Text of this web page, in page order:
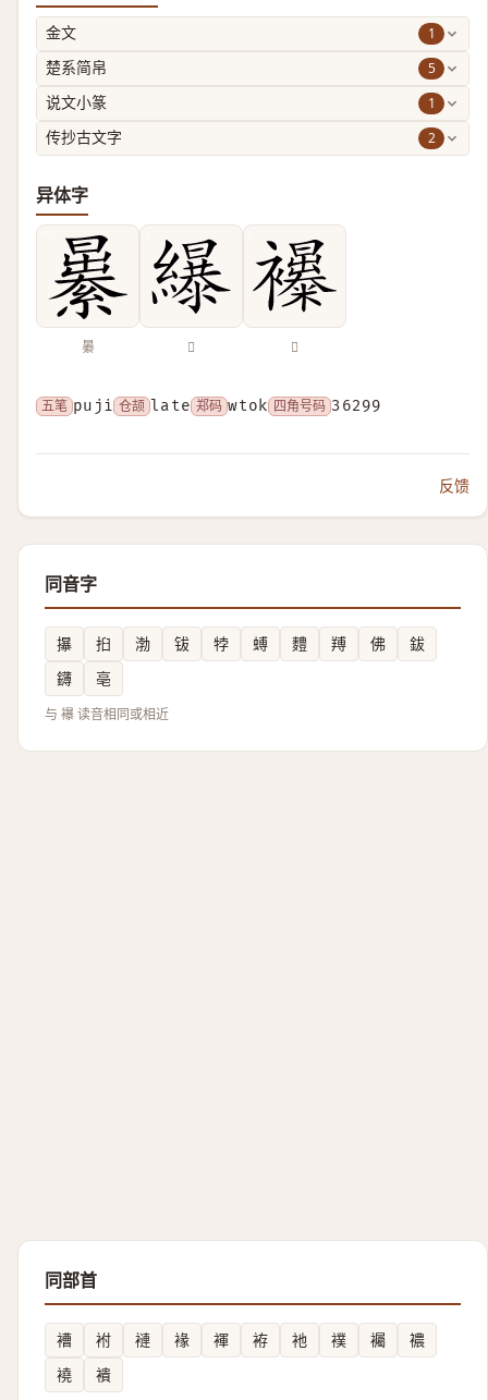
金文 1
楚系简帛 5
说文小篆 1
传抄古文字 2
异体字
㬧 𦆿 𧟊
五笔 puji 仓颉 late 郑码 wtok 四角号码 36299
反馈
同音字
㩧 㧮 渤 钹 㹀 䗚 䵄 䍸 佛
鈸
鑮
亳
与 襮 读音相同或相近
同部首
褿 袝 褳 褖 褌 袸 衪 襆 䙱
襛
襓
䙡